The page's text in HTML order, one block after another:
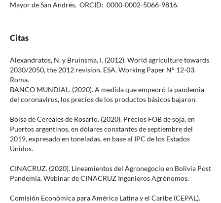
Mayor de San Andrés. ORCID: 0000-0002-5066-9816.
Citas
Alexandratos, N. y Bruinsma, I. (2012). World agriculture towards
2030/2050, the 2012 revision. ESA. Working Paper N° 12-03.
Roma.
BANCO MUNDIAL. (2020). A medida que empeoró la pandemia
del coronavirus, los precios de los productos básicos bajaron.
Bolsa de Cereales de Rosario. (2020). Precios FOB de soja, en
Puertos argentinos, en dólares constantes de septiembre del
2019, expresado en toneladas, en base al IPC de los Estados
Unidos.
CINACRUZ. (2020). Lineamientos del Agronegocio en Bolivia Post
Pandemia. Webinar de CINACRUZ Ingenieros Agrónomos.
Comisión Económica para América Latina y el Caribe (CEPAL).